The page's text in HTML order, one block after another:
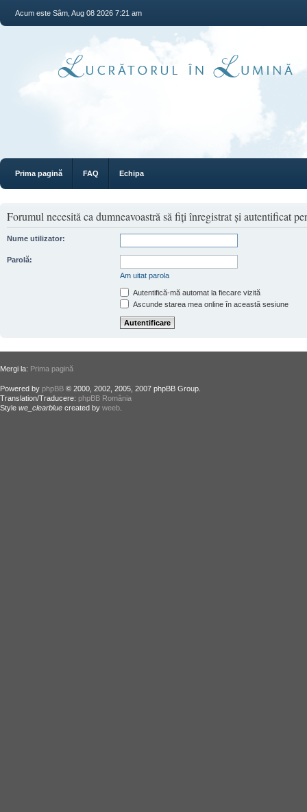
Acum este Sâm, Aug 08 2026 7:21 am
Prima pagină FAQ Echipa
Forumul necesită ca dumneavoastră să fiţi înregistrat şi autentificat
Nume utilizator:
Parolă:
Am uitat parola
Autentifică-mă automat la fiecare vizită
Ascunde starea mea online în această sesiune
Mergi la: Prima pagină
Powered by phpBB © 2000, 2002, 2005, 2007 phpBB Group.
Translation/Traducere: phpBB România
Style we_clearblue created by weeb